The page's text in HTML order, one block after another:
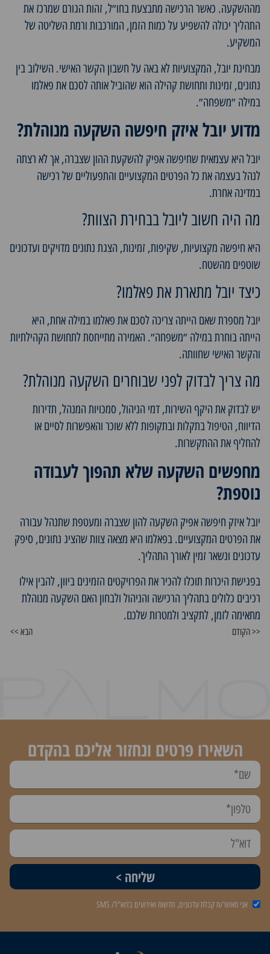
מההשקעה. כאשר הרכישה מתבצעת בחו״ל, זהות הגורם שמרכז את
התהליך יכולה להשפיע על כמות הזמן, המורכבות ורמת השליטה של
המשקיע.
מבחינת יובל, המקצועיות לא באה על חשבון הקשר האישי. השילוב בין
נתונים, זמינות ותחושת קהילה הוא שהוביל אותה לסכם את פאלמו
במילה ״משפחה״.
מדוע יובל איזק חיפשה השקעה מנוהלת?
יובל היא עצמאית שחיפשה אפיק להשקעת ההון שצברה, אך לא רצתה
לנהל בעצמה את כל הפרטים המקצועיים והתפעוליים של רכישה
במדינה אחרת.
מה היה חשוב ליובל בבחירת הצוות?
היא חיפשה מקצועיות, שקיפות, זמינות, הצגת נתונים מדויקים ועדכונים
שוטפים מהשטח.
כיצד יובל מתארת את פאלמו?
יובל מספרת שאם הייתה צריכה לסכם את פאלמו במילה אחת, היא
הייתה בוחרת במילה ״משפחה״. האמירה מתייחסת לתחושת הקהילתיות
והקשר האישי שחוותה.
מה צריך לבדוק לפני שבוחרים השקעה מנוהלת?
יש לבדוק את היקף השירות, דמי הניהול, סמכויות המנהל, תדירות
הדיווח, הטיפול בתקלות ובתקופות ללא שוכר והאפשרות לסיים או
להחליף את ההתקשרות.
מחפשים השקעה שלא תהפוך לעבודה
נוספת?
יובל איזק חיפשה אפיק השקעה להון שצברה ומעטפת שתנהל עבורה
את הפרטים המקצועיים. בפאלמו היא מצאה צוות שהציג נתונים, סיפק
עדכונים ונשאר זמין לאורך התהליך.
בפגישת היכרות תוכלו להכיר את הפרויקטים הזמינים ביוון, להבין אילו
רכיבים כלולים בתהליך הרכישה והניהול ולבחון האם השקעה מנוהלת
מתאימה לזמן, לתקציב ולמטרות שלכם.
<< הקודם הבא >>
השאירו פרטים ונחזור אליכם בהקדם
אני מאשר/ת קבלת עדכונים, חדשות ואירועים בדוא"ל/ SMS
שליחה >